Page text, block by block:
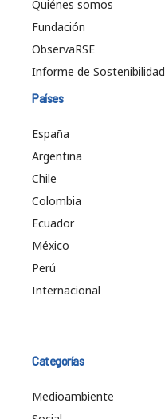
Quiénes somos
Fundación
ObservaRSE
Informe de Sostenibilidad
Países
España
Argentina
Chile
Colombia
Ecuador
México
Perú
Internacional
Categorías
Medioambiente